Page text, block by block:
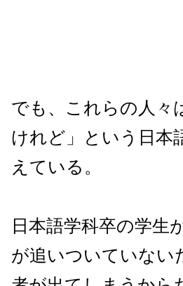
でも、これらの人々
けれど」という日本
えている。
日本語学科卒の学生
が追いついていない